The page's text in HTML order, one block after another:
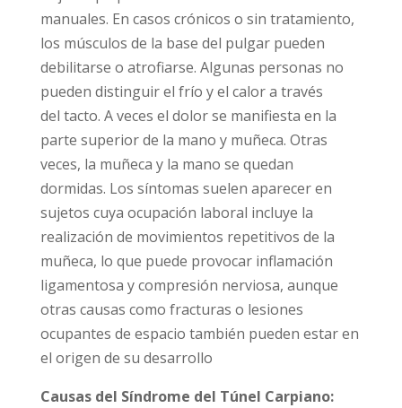
manuales. En casos crónicos o sin tratamiento,
los músculos de la base del pulgar pueden
debilitarse o atrofiarse. Algunas personas no
pueden distinguir el frío y el calor a través
del tacto. A veces el dolor se manifiesta en la
parte superior de la mano y muñeca. Otras
veces, la muñeca y la mano se quedan
dormidas. Los síntomas suelen aparecer en
sujetos cuya ocupación laboral incluye la
realización de movimientos repetitivos de la
muñeca, lo que puede provocar inflamación
ligamentosa y compresión nerviosa, aunque
otras causas como fracturas o lesiones
ocupantes de espacio también pueden estar en
el origen de su desarrollo
Causas del Síndrome del Túnel Carpiano: